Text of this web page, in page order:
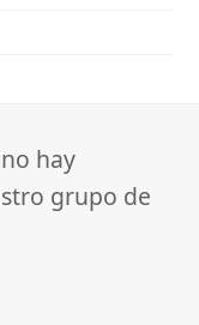
hay
grupo de